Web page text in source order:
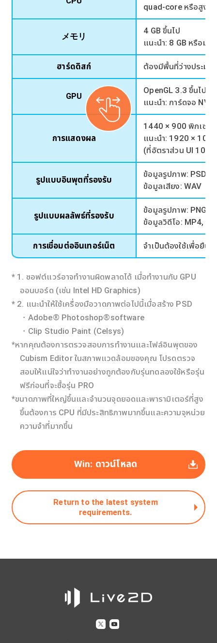
quad-core หรือสูงก
メモリ
4 GB ขึ้นไป
แนะนำ: 8 GB หรือมา
ฮาร์ดดิสก์ ต้องมีพื้นที่ว่างประมา
GPU
OpenGL 3.3 ขึ้นไป
แนะนำ: การ์ดจอ
การแสดงผล
1440 × 900 พิกเซล
แนะนำ: 1920 ×
(ที่อัตราส่วน UI
รูปแบบอินพุตที่รองรับ
ข้อมูลรูปภาพ: PSD
ข้อมูลเสียง: WAV
รูปแบบผลลัพธ์ที่รองรับ
ข้อมูลรูปภาพ: PNG,
ข้อมูลวิดีโอ: MP4,
การเชื่อมต่ออินเทอร์เน็ต จำเป็นต้องใช้เพื่อยืน
* 1. ซอฟต์แวร์อาจทำงานผิดพลาดได้ เมื่อทำงานกับ GPU
ออนบอร์ด (เช่น Intel HD Graphics)
* 2. แนะนำให้ใช้เครื่องมือวาดภาพต่อไปนี้เมื่อสร้าง PSD
・Adobe® Photoshop®software
・Clip Studio Paint (Celsys)
*หากคุณต้องการตรวจสอบการทำงานและไฟล์อินพุตของ
Cubism Editor ในสภาพแวดล้อมของคุณ โปรดตรวจ
สอบให้แน่ใจว่าทำงานอย่างถูกต้องกับรุ่นทดลองใช้หรือรุ่น
ฟรีก่อนที่จะซื้อรุ่น PRO
*ขนาดภาพที่ใหญ่ขึ้นและจำนวนจุดยอดและพารามิเตอร์ที่สูง
ขึ้นต้องการ CPU ที่มีประสิทธิภาพมากขึ้นและความจุหน่วย
ความจำที่มากขึ้น
Win: ดาวน์โหลด
Return to the latest system
requirements.